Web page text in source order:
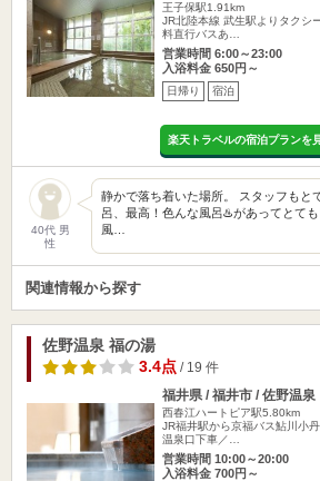
王子保駅1.91km
JR北陸本線 武生駅よりタクシ
料直行バスあ…
営業時間 6:00～23:00
入浴料金 650円～
日帰り 宿泊
楽天トラベルの宿泊プランを
40代 男
性
静かで落ち着いた場所。 スタッフもと
呂、最高！色んな風呂♨️があってとて
風…
関連情報から探す
佐野温泉 福の湯
3.4点 / 19 件
福井県 / 福井市 / 佐野温泉
西春江ハートピア駅5.80km
JR福井駅から京福バス鮎川小
温泉口下車／…
営業時間 10:00～20:00
入浴料金 700円～